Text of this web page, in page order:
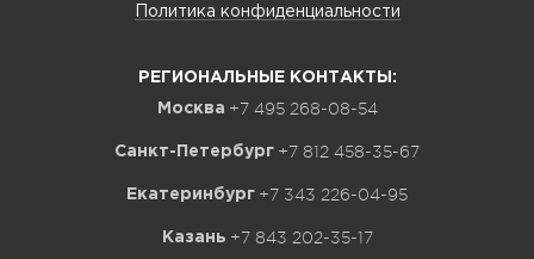
Политика конфиденциальности
РЕГИОНАЛЬНЫЕ КОНТАКТЫ:
Москва +7 495 268-08-54
Санкт-Петербург +7 812 458-35-67
Екатеринбург +7 343 226-04-95
Казань +7 843 202-35-17